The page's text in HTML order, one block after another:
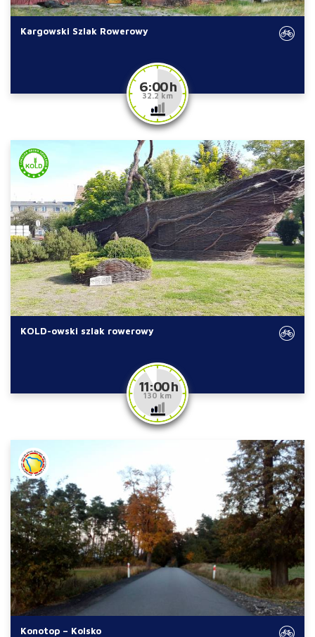
Kargowski Szlak Rowerowy
6:00 h
32.2 km
KOLD-owski szlak rowerowy
11:00 h
130 km
Konotop – Kolsko